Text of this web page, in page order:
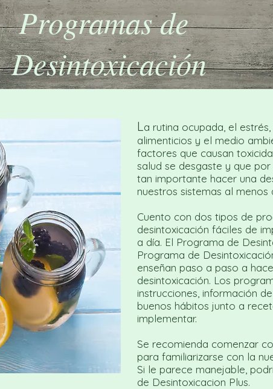
Programas de
Desintoxicación
La rutina ocupada, el
alimenticios y el medio
factores que causan
salud se desgaste y que
tan importante hacer una
nuestros sistemas al menos
Cuento con dos tipos de
desintoxicación fáciles de
a día. El Programa de
Programa de
enseñan paso a paso a
desintoxicación. Los
instrucciones, información
buenos hábitos junto a
implementar.
Se recomienda comenzar
para familiarizarse con la
Si le parece manejable,
de Desintoxicacion Plus.